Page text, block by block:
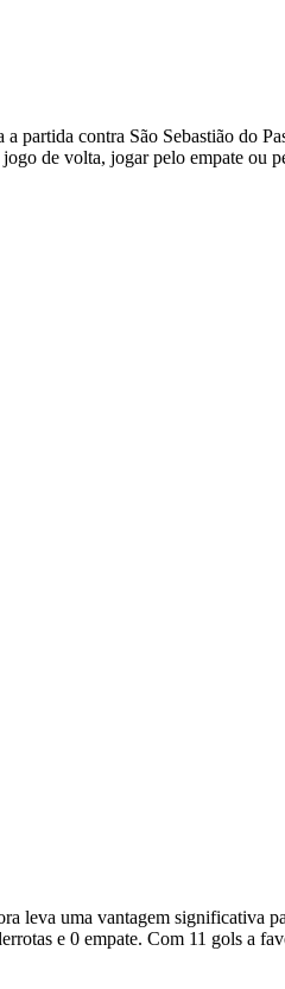
contra São Sebastião do
de volta, jogar pelo empate ou
uma vantagem significativa
e 0 empate. Com 11 gols a